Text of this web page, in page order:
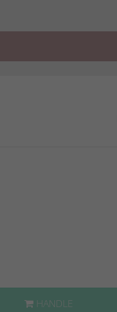
HANDLE